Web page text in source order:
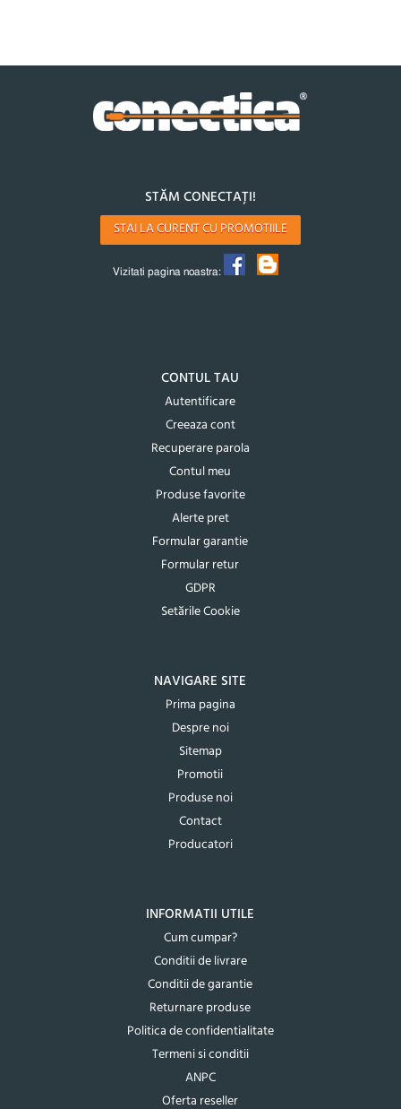
STĂM CONECTAȚI!
STAI LA CURENT CU PROMOTIILE
Vizitati pagina noastra:
CONTUL TAU
Autentificare
Creeaza cont
Recuperare parola
Contul meu
Produse favorite
Alerte pret
Formular garantie
Formular retur
GDPR
Setările Cookie
NAVIGARE SITE
Prima pagina
Despre noi
Sitemap
Promotii
Produse noi
Contact
Producatori
INFORMATII UTILE
Cum cumpar?
Conditii de livrare
Conditii de garantie
Returnare produse
Politica de confidentialitate
Termeni si conditii
ANPC
Oferta reseller